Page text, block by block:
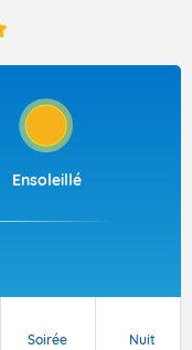
Ensoleillé
Soirée Nuit